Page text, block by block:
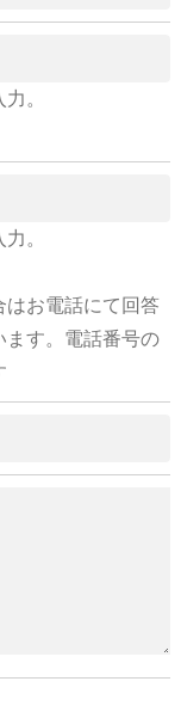
。
。
お電話にて回答
ます。電話番号の